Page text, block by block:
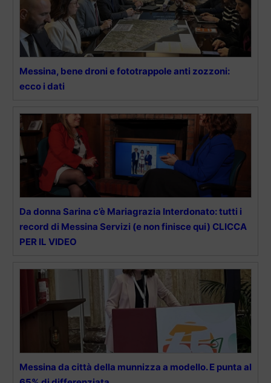
Messina, bene droni e fototrappole anti zozzoni:
ecco i dati
Da donna Sarina c’è Mariagrazia Interdonato: tutti i
record di Messina Servizi (e non finisce qui) CLICCA
PER IL VIDEO
Messina da città della munnizza a modello. E punta al